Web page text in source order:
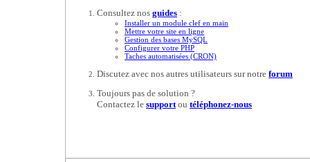
Consultez nos guides :
Installer un module clef en main
Mettre votre site en ligne
Gestion des bases MySQL
Configurer votre PHP
Taches automatisées (CRON)
Discutez avec nos autres utilisateurs sur notre forum
Toujours pas de solution ?
Contactez le supportou téléphonez-nous